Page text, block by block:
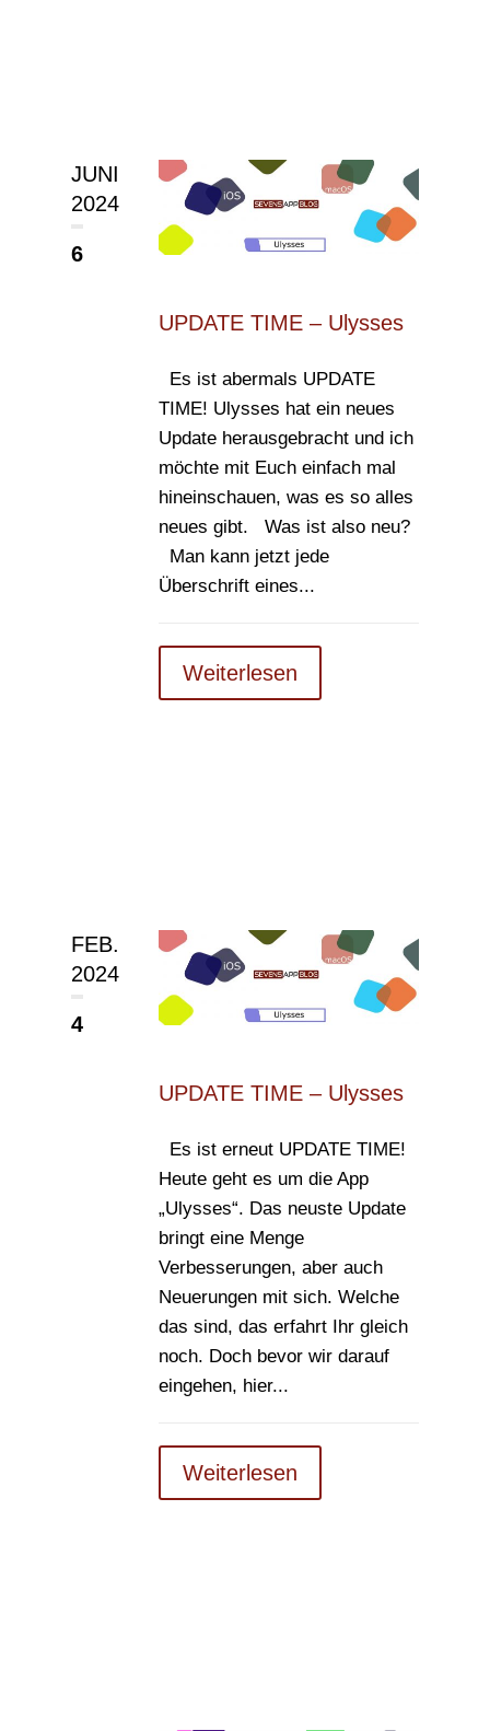
JUNI
2024
6
UPDATE TIME – Ulysses
Es ist abermals UPDATE
TIME! Ulysses hat ein neues
Update herausgebracht und ich
möchte mit Euch einfach mal
hineinschauen, was es so alles
neues gibt. Was ist also neu?
Man kann jetzt jede
Überschrift eines...
Weiterlesen
FEB.
2024
4
UPDATE TIME – Ulysses
Es ist erneut UPDATE TIME!
Heute geht es um die App
„Ulysses“. Das neuste Update
bringt eine Menge
Verbesserungen, aber auch
Neuerungen mit sich. Welche
das sind, das erfahrt Ihr gleich
noch. Doch bevor wir darauf
eingehen, hier...
Weiterlesen